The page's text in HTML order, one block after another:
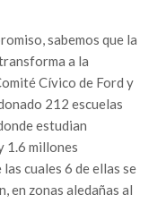
sabemos que la
a la
Cívico de Ford y
212 escuelas
estudian
1.6 millones
cuales 6 de ellas se
en zonas aledañas al